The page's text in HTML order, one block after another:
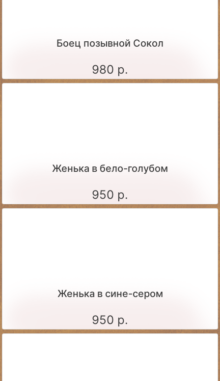
Боец позывной Сокол
980 р.
Женька в бело-голубом
950 р.
Женька в сине-сером
950 р.